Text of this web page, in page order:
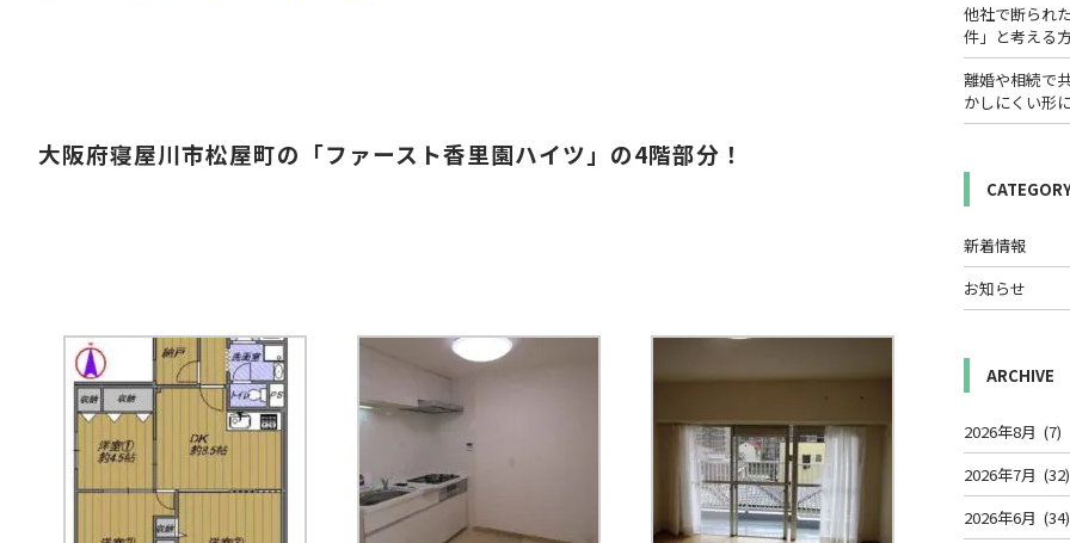
大阪府寝屋川市松屋町の「ファースト香里園ハイツ」の4階部分！
他社で断られ
件」と考える
離婚や相続で
かしにくい形
新着情報
お知らせ
ARCHIVE
2026年8月 (7)
2026年7月 (32)
2026年6月 (34)